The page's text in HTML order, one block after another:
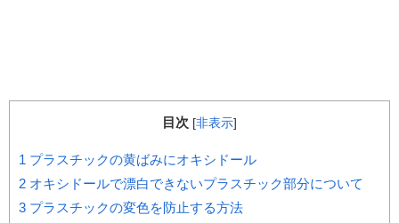
目次 [非表示]
1 プラスチックの黄ばみにオキシドール
2 オキシドールで漂白できないプラスチック部分について
3 プラスチックの変色を防止する方法